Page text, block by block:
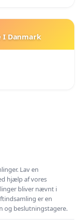
Danmark
Lav en
hjælp af vores
bliver nævnt i
er en
og beslutningstagere.